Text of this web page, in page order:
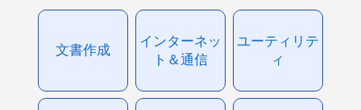
文書作成
インターネッ
ト＆通信
ユーティリテ
ィ